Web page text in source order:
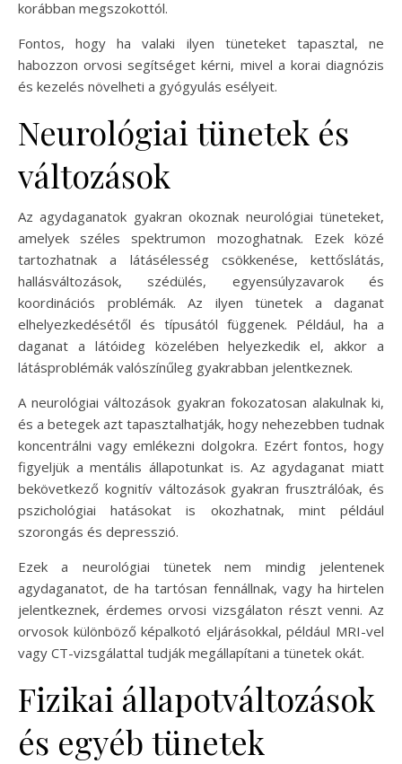
korábban megszokottól.
Fontos, hogy ha valaki ilyen tüneteket tapasztal, ne
habozzon orvosi segítséget kérni, mivel a korai diagnózis
és kezelés növelheti a gyógyulás esélyeit.
Neurológiai tünetek és
változások
Az agydaganatok gyakran okoznak neurológiai tüneteket,
amelyek széles spektrumon mozoghatnak. Ezek közé
tartozhatnak a látásélesség csökkenése, kettőslátás,
hallásváltozások, szédülés, egyensúlyzavarok és
koordinációs problémák. Az ilyen tünetek a daganat
elhelyezkedésétől és típusától függenek. Például, ha a
daganat a látóideg közelében helyezkedik el, akkor a
látásproblémák valószínűleg gyakrabban jelentkeznek.
A neurológiai változások gyakran fokozatosan alakulnak ki,
és a betegek azt tapasztalhatják, hogy nehezebben tudnak
koncentrálni vagy emlékezni dolgokra. Ezért fontos, hogy
figyeljük a mentális állapotunkat is. Az agydaganat miatt
bekövetkező kognitív változások gyakran frusztrálóak, és
pszichológiai hatásokat is okozhatnak, mint például
szorongás és depresszió.
Ezek a neurológiai tünetek nem mindig jelentenek
agydaganatot, de ha tartósan fennállnak, vagy ha hirtelen
jelentkeznek, érdemes orvosi vizsgálaton részt venni. Az
orvosok különböző képalkotó eljárásokkal, például MRI-vel
vagy CT-vizsgálattal tudják megállapítani a tünetek okát.
Fizikai állapotváltozások
és egyéb tünetek